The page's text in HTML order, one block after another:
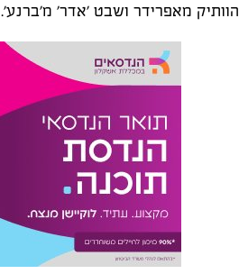
הוותיק מאפרידר ושבט 'אדר' מ'ברנע'.